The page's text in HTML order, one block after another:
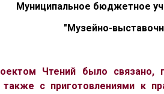
Муниципальное бюджетное
"Музейно-
Чтений было связано,
с приготовлениями к